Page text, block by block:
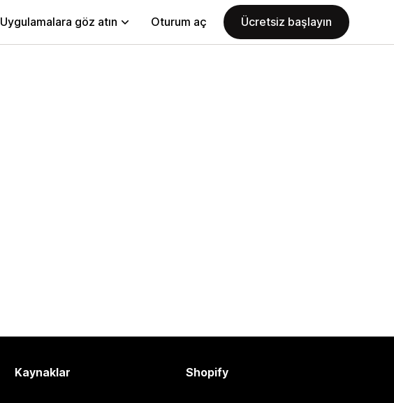
Uygulamalara göz atın Oturum aç Ücretsiz başlayın
Kaynaklar Shopify